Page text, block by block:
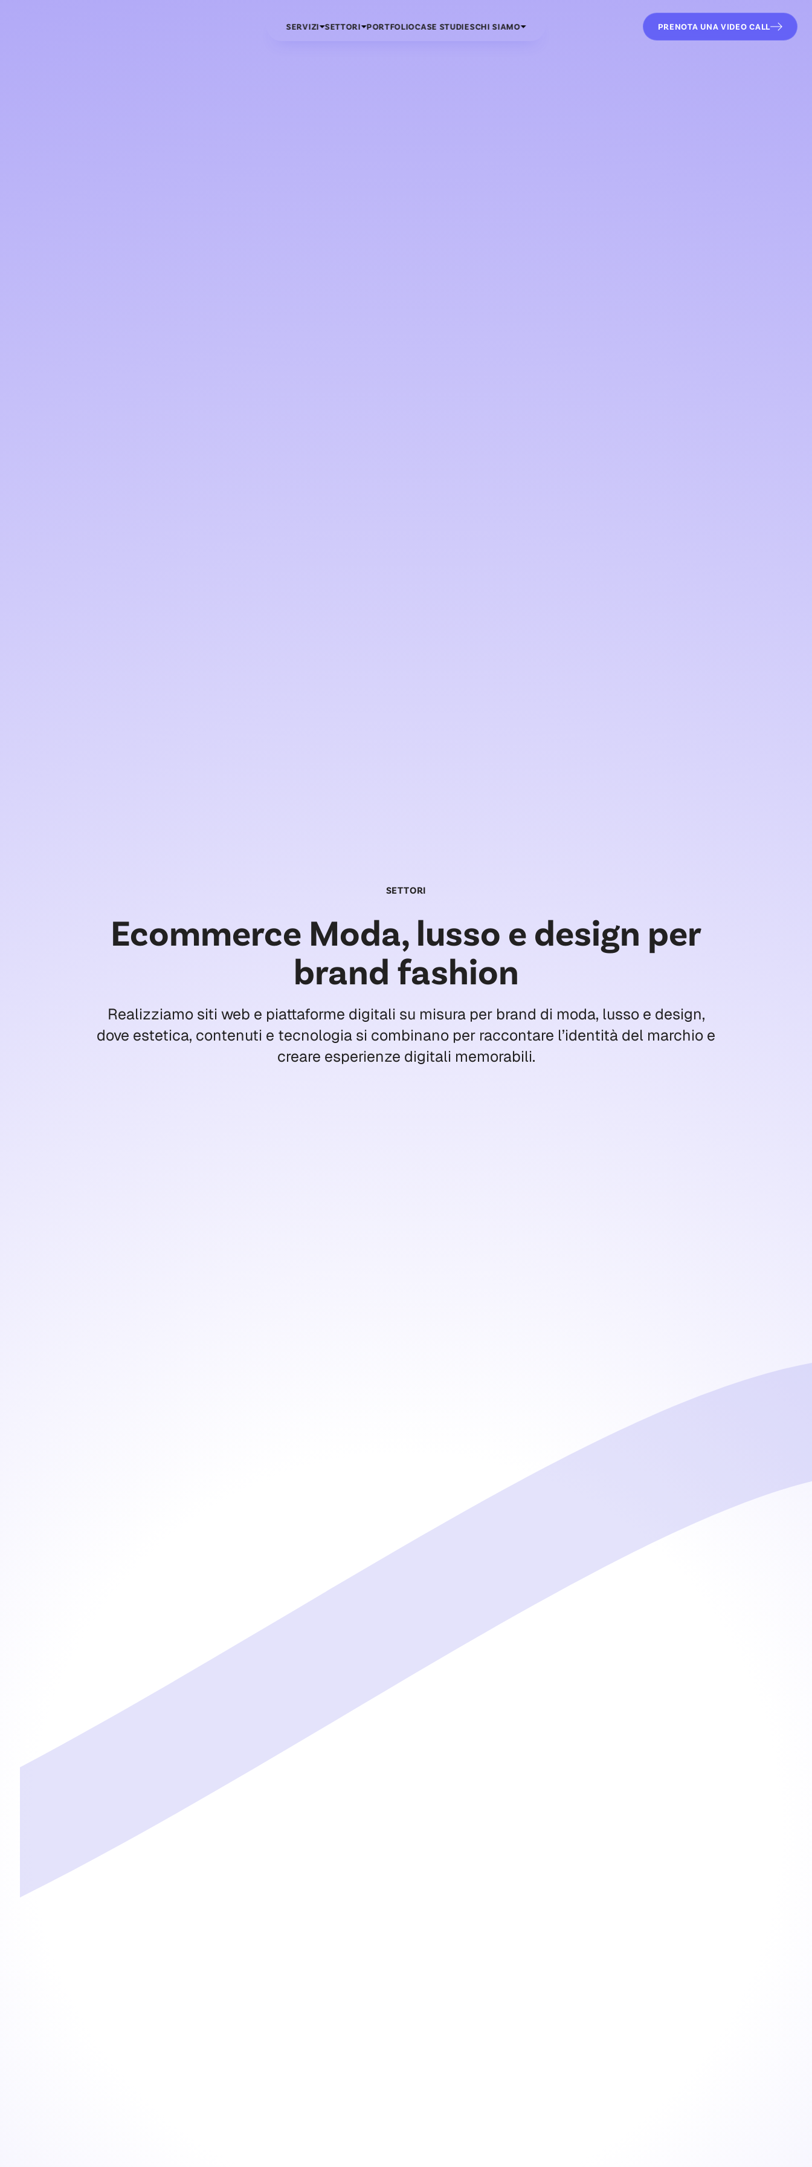
SERVIZI SETTORI PORTFOLIOCASE STUDIESCHI SIAMO PRENOTA UNA VIDEO CALL
SETTORI
Ecommerce Moda, lusso e design per
brand fashion
Realizziamo siti web e piattaforme digitali su misura per brand di moda, lusso e design,
dove estetica, contenuti e tecnologia si combinano per raccontare l’identità del marchio e
creare esperienze digitali memorabili.